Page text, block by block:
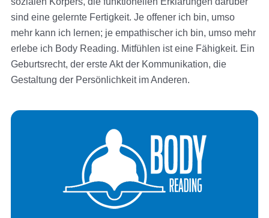
sind eine gelernte Fertigkeit. Je offener ich bin, umso
mehr kann ich lernen; je empathischer ich bin, umso mehr
erlebe ich Body Reading. Mitfühlen ist eine Fähigkeit. Ein
Geburtsrecht, der erste Akt der Kommunikation, die
Gestaltung der Persönlichkeit im Anderen.